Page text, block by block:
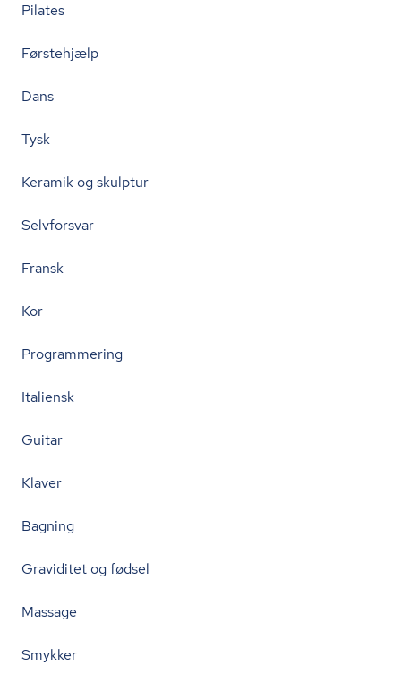
Pilates
Førstehjælp
Dans
Tysk
Keramik og skulptur
Selvforsvar
Fransk
Kor
Programmering
Italiensk
Guitar
Klaver
Bagning
Graviditet og fødsel
Massage
Smykker